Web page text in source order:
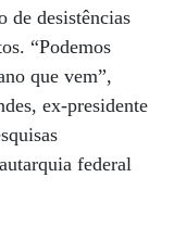
de desistências
“Podemos
que vem”,
ex-presidente
federal